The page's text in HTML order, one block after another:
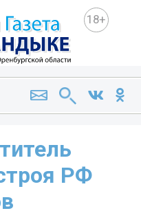
18+
РФ